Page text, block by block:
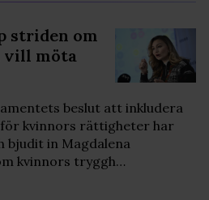
striden om
vill möta
beslut att inkludera
kvinnors rättigheter har
bjudit in Magdalena
kvinnors tryggh…